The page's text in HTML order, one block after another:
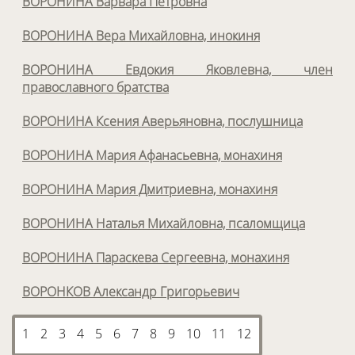
ВОРОНИНА Вера Михайловна, инокиня
ВОРОНИНА Евдокия Яковлевна, член
православного братства
ВОРОНИНА Ксения Аверьяновна, послушница
ВОРОНИНА Мария Афанасьевна, монахиня
ВОРОНИНА Мария Дмитриевна, монахиня
ВОРОНИНА Наталья Михайловна, псаломщица
ВОРОНИНА Параскева Сергеевна, монахиня
ВОРОНКОВ Александр Григорьевич
1 2 3 4 5 6 7 8 9 10 11 12